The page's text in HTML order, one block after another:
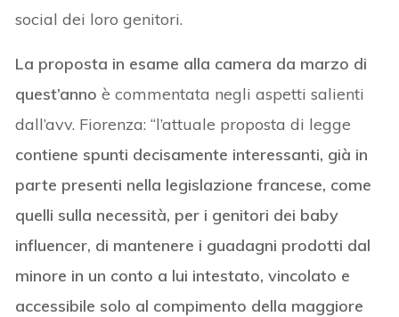
social dei loro genitori.
La proposta in esame alla camera da marzo di
quest’anno è commentata negli aspetti salienti
dall’avv. Fiorenza: “l’attuale proposta di legge
contiene spunti decisamente interessanti, già in
parte presenti nella legislazione francese, come
quelli sulla necessità, per i genitori dei baby
influencer, di mantenere i guadagni prodotti dal
minore in un conto a lui intestato, vincolato e
accessibile solo al compimento della maggiore